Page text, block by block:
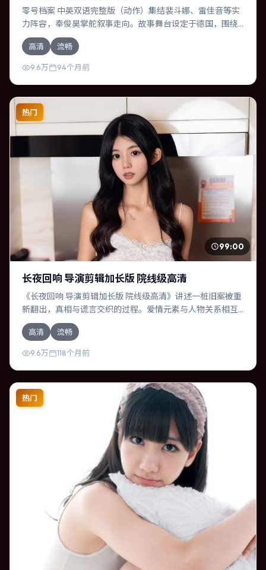
零号档案 中英双语完整版（动作）集结裴斗娜、雷佳音等实
力阵容，奉俊昊掌舵叙事走向。故事舞台设定于德国，围绕
一次意外选择展开连锁反应；配乐与色彩高度服务于主题，
结尾留白耐人寻味。
高清 流畅
9.6万 94个月前
热门
99:00
长夜回响 导演剪辑加长版 院线级高清
《长夜回响 导演剪辑加长版 院线级高清》讲述一桩旧案被重
新翻出，真相与谎言交织的过程。爱情元素与人物关系相互
咬合，菅田将晖、凯特·布兰切特的对手戏尤为出彩。导演是
枝裕和善于在长镜头中积蓄张力，本片亦在英国实地取景，
增强真实质感。
高清 流畅
9.6万 118个月前
热门